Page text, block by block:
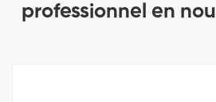
professionnel en